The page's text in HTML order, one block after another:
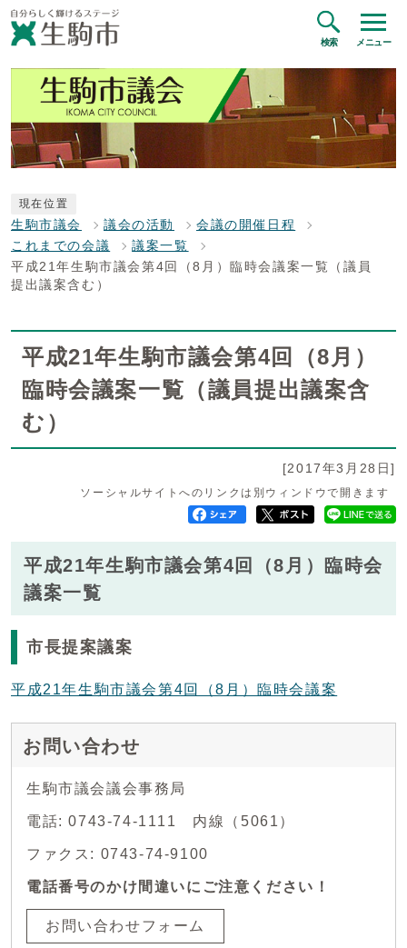
検索 メニュー
現在位置
生駒市議会 議会の活動
会議の開催日程
これまでの会議
議案一覧
平成21年生駒市議会第4回（8月）臨時会議案一覧（議員
提出議案含む）
平成21年生駒市議会第4回（8月）
臨時会議案一覧（議員提出議案含
む）
[2017年3月28日]
ソーシャルサイトへのリンクは別ウィンドウで開きます
平成21年生駒市議会第4回（8月）臨時会
議案一覧
市長提案議案
平成21年生駒市議会第4回（8月）臨時会議案
お問い合わせ
生駒市議会議会事務局
電話: 0743-74-1111 内線（5061）
ファクス: 0743-74-9100
電話番号のかけ間違いにご注意ください！
お問い合わせフォーム